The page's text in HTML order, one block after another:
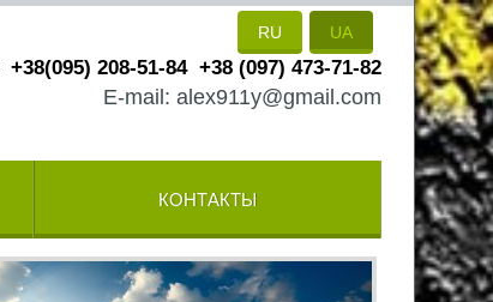
RU UA
+38(095) 208-51-84 +38 (097) 473-71-82
E-mail: alex911y@gmail.com
КОНТАКТЫ